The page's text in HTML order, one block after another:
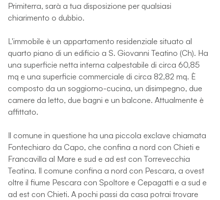
Primiterra, sarà a tua disposizione per qualsiasi
chiarimento o dubbio.
L'immobile è un appartamento residenziale situato al
quarto piano di un edificio a S. Giovanni Teatino (Ch). Ha
una superficie netta interna calpestabile di circa 60,85
mq e una superficie commerciale di circa 82,82 mq. È
composto da un soggiorno-cucina, un disimpegno, due
camere da letto, due bagni e un balcone. Attualmente è
affittato.
Il comune in questione ha una piccola exclave chiamata
Fontechiaro da Capo, che confina a nord con Chieti e
Francavilla al Mare e sud e ad est con Torrevecchia
Teatina. Il comune confina a nord con Pescara, a ovest
oltre il fiume Pescara con Spoltore e Cepagatti e a sud e
ad est con Chieti. A pochi passi da casa potrai trovare